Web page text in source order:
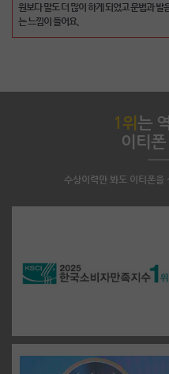
원보다 말도 더 많이 하게 되었고 문법과 발
는 느낌이 들어요.
1위 는
이티
수상이력만 봐도 이티폰을